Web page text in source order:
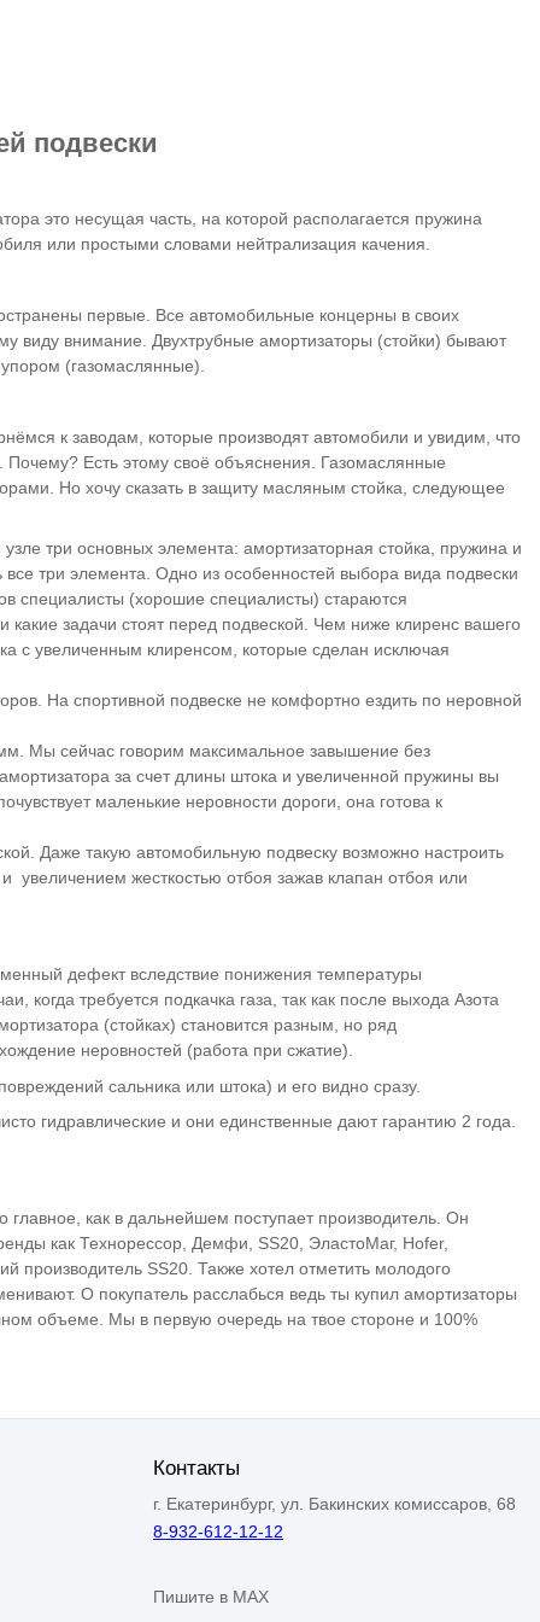
подвески
это несущая часть, на которой располагается пружина
или простыми словами нейтрализация качения.
первые. Все автомобильные концерны в своих
виду внимание. Двухтрубные амортизаторы (стойки) бывают
(газомаслянные).
к заводам, которые производят автомобили и увидим, что
Почему? Есть этому своё объяснения. Газомаслянные
Но хочу сказать в защиту масляным стойка, следующее
три основных элемента: амортизаторная стойка, пружина и
три элемента. Одно из особенностей выбора вида подвески
специалисты (хорошие специалисты) стараются
какие задачи стоят перед подвеской. Чем ниже клиренс вашего
с увеличенным клиренсом, которые сделан исключая
На спортивной подвеске не комфортно ездить по неровной
Мы сейчас говорим максимальное завышение без
за счет длины штока и увеличенной пружины вы
маленькие неровности дороги, она готова к
Даже такую автомобильную подвеску возможно настроить
увеличением жесткостью отбоя зажав клапан отбоя или
дефект вследствие понижения температуры
требуется подкачка газа, так как после выхода Азота
(стойках) становится разным, но ряд
неровностей (работа при сжатие).
сальника или штока) и его видно сразу.
гидравлические и они единственные дают гарантию 2 года.
главное, как в дальнейшем поступает производитель. Он
как Технорессор, Демфи, SS20, ЭластоМаг, Hofer,
производитель SS20. Также хотел отметить молодого
О покупатель расслабься ведь ты купил амортизаторы
объеме. Мы в первую очередь на твое стороне и 100%
Контакты
г. Екатеринбург, ул. Бакинских комиссаров, 68
8-932-612-12-12
Пишите в MAX